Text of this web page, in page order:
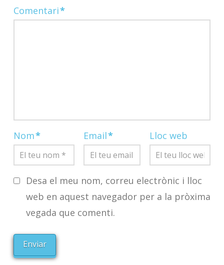
Comentari*
Nom* Email* Lloc web
Desa el meu nom, correu electrònic i lloc
web en aquest navegador per a la pròxima
vegada que comenti.